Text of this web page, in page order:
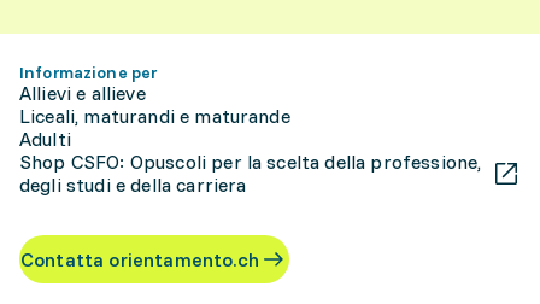
Informazione per
Allievi e allieve
Liceali, maturandi e maturande
Adulti
Shop CSFO: Opuscoli per la scelta della professione,
degli studi e della carriera
Contatta orientamento.ch